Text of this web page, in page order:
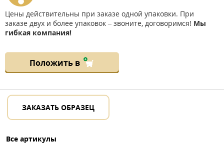
Цены действительны при заказе одной упаковки. При
заказе двух и более упаковок – звоните, договоримся! Мы
гибкая компания!
Положить в
ЗАКАЗАТЬ ОБРАЗЕЦ
Все артикулы